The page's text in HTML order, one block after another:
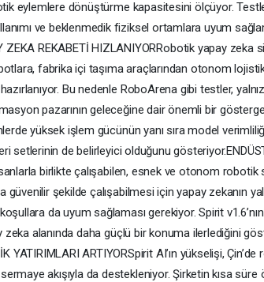
eylemlere dönüştürme kapasitesini ölçüyor.
ve beklenmedik fiziksel ortamlara uyum
ZEKA REKABETİ HIZLANIYORRobotik yapay zeka
fabrika içi taşıma araçlarından otonom
Bu nedenle RoboArena gibi testler,
pazarının geleceğine dair önemli bir
yüksek işlem gücünün yanı sıra model
setlerinin de belirleyici olduğunu
birlikte çalışabilen, esnek ve otonom robotik
şekilde çalışabilmesi için yapay zekanın
da uyum sağlaması gerekiyor. Spirit
alanında daha güçlü bir konuma ilerlediğini
YATIRIMLARI ARTIYORSpirit AI’ın yükselişi,
akışıyla da destekleniyor. Şirketin kısa süre